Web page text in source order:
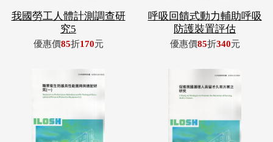
我國勞工人體計測調查研
究5
優惠價85折170元
呼吸回饋式動力輔助呼吸
防護裝置評估
優惠價85折340元